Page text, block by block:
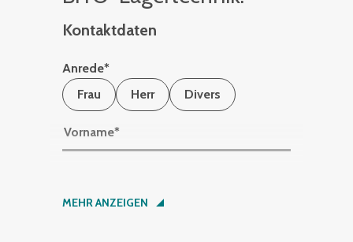
Kontaktdaten
Anrede*
Frau
Herr Divers
Vorname*
Nachname*
MEHR ANZEIGEN